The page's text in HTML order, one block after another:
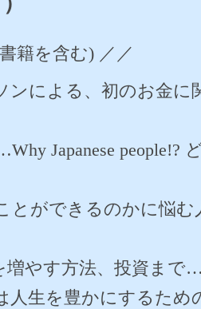
籍を含む) ／／
ンによる、初のお金に
Japanese people!?
とができるのかに悩む
増やす方法、投資まで…
人生を豊かにするため